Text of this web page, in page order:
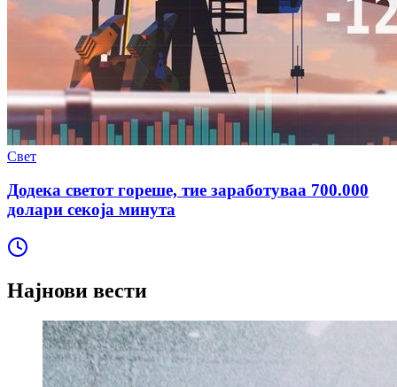
Свет
Додека светот гореше, тие заработуваа 700.000
долари секоја минута
Најнови вести